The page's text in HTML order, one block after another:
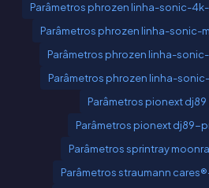
Parâmetros phrozen linha-sonic-
Parâmetros phrozen linha-sonic-
Parâmetros phrozen linha-
Parâmetros phrozen linha-
Parâmetros pionext dj89
Parâmetros pionext dj89-
Parâmetros sprintray
Parâmetros straumann